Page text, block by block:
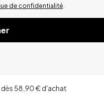
de confidentialité
58,90 € d'achat